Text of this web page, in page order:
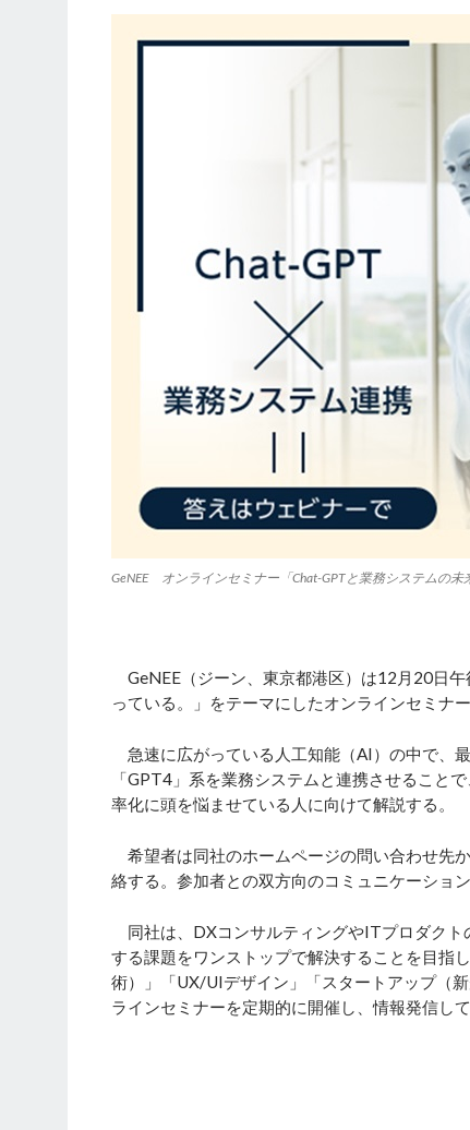
GeNEE オンラインセミナー「Chat-GPTと業務システムの未
GeNEE（ジーン、東京都港区）は12月20日
っている。」をテーマにしたオンラインセミナー
急速に広がっている人工知能（AI）の中で、
「GPT4」系を業務システムと連携させること
率化に頭を悩ませている人に向けて解説する。
希望者は同社のホームページの問い合わせ先
絡する。参加者との双方向のコミュニケーショ
同社は、DXコンサルティングやITプロダクト
する課題をワンストップで解決することを目指
術）」「UX/UIデザイン」「スタートアップ（
ラインセミナーを定期的に開催し、情報発信して